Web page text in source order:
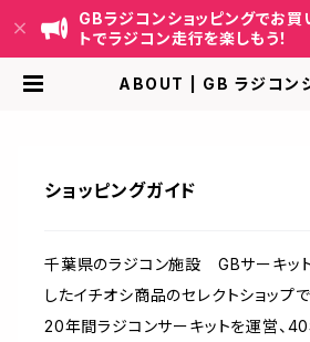
GBラジコンショッピングでお買
トでラジコン走行を楽しもう！
ABOUT | GB ラジコン
ショッピングガイド
千葉県のラジコン施設 GBサーキッ
したイチオシ商品のセレクトショップで
20年間ラジコンサーキットを運営、